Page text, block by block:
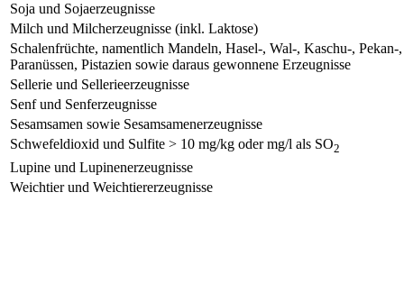
Soja und Sojaerzeugnisse
Milch und Milcherzeugnisse (inkl. Laktose)
Schalenfrüchte, namentlich Mandeln, Hasel-, Wal-, Kaschu-,
Paranüssen, Pistazien sowie daraus gewonnene Erzeugnisse
Sellerie und Sellerieerzeugnisse
Senf und Senferzeugnisse
Sesamsamen sowie Sesamsamenerzeugnisse
Schwefeldioxid und Sulfite > 10 mg/kg oder mg/l als SO2
Lupine und Lupinenerzeugnisse
Weichtier und Weichtiererzeugnisse